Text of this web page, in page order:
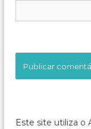
Este site utiliza o